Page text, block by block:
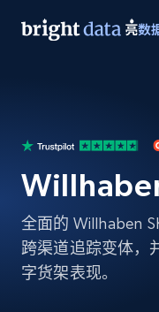
全面的 Willhaben
跨渠道追踪变体，
字货架表现。